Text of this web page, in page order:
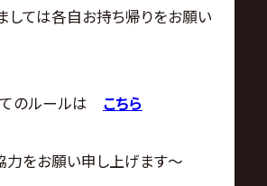
しては各自お持ち帰りをお願い
のルールは こちら
力をお願い申し上げます～